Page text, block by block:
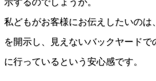
Juniper 第三者保守
NEC 第三者保守
Hitachi 第三者保守
IBM Lenovo 第三者保守
私どもがお客様にお伝えしたいのは
を開示し、見えないバックヤードで
に行っているという安心感です。